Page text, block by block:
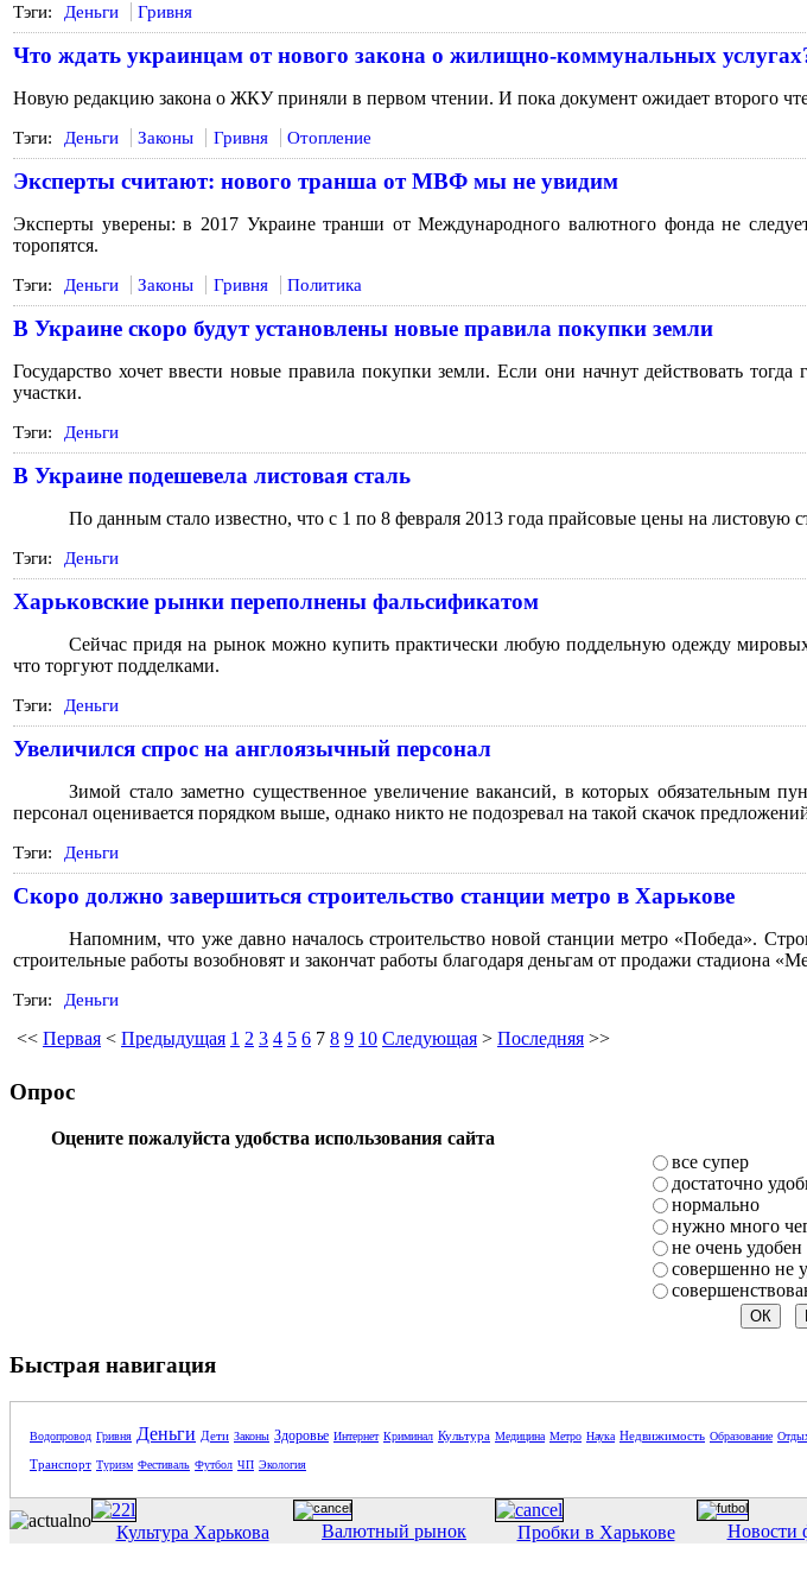
Тэги: Деньги Гривня
Что ждать украинцам от нового закона о жилищно-коммунальных
Новую редакцию закона о ЖКУ приняли в первом чтении. И пока документ ожидает второго
Тэги: Деньги Законы Гривня Отопление
Эксперты считают: нового транша от МВФ мы не увидим
Эксперты уверены: в 2017 Украине транши от Международного валютного фонда не
торопятся.
Тэги: Деньги Законы Гривня Политика
В Украине скоро будут установлены новые правила покупки земли
Государство хочет ввести новые правила покупки земли. Если они начнут действовать
участки.
Тэги: Деньги
В Украине подешевела листовая сталь
По данным стало известно, что с 1 по 8 февраля 2013 года прайсовые цены на листовую
Тэги: Деньги
Харьковские рынки переполнены фальсификатом
Сейчас придя на рынок можно купить практически любую поддельную одежду
что торгуют подделками.
Тэги: Деньги
Увеличился спрос на англоязычный персонал
Зимой стало заметно существенное увеличение вакансий, в которых обязательным
персонал оценивается порядком выше, однако никто не подозревал на такой скачок
Тэги: Деньги
Скоро должно завершиться строительство станции метро в Харькове
Напомним, что уже давно началось строительство новой станции метро «Победа».
строительные работы возобновят и закончат работы благодаря деньгам от продажи стадиона
Тэги: Деньги
<< Первая < Предыдущая 1 2 3 4 5 6 7 8 9 10 Следующая > Последняя >>
Опрос
Оцените пожалуйста удобства использования сайта
все супер
достаточно
нормально
нужно много
не очень удобен
совершенно не
Быстрая навигация
Водопровод Гривня Деньги Дети Законы Здоровье Интернет Криминал Культура Медицина Метро Наука Недвижимость Образование
Транспорт Туризм Фестиваль Футбол ЧП Экология
Культура Харькова Валютный рынок Пробки в Харькове Новости